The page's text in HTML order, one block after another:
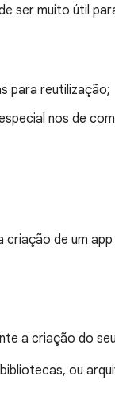
ser muito útil
para reutilização;
nos de
de um
a criação do
ou